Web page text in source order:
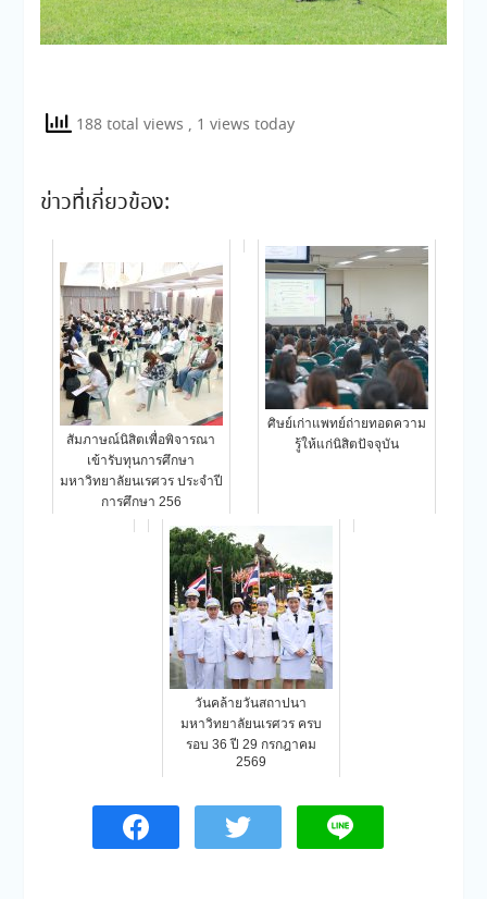
188 total views , 1 views today
ข่าวที่เกี่ยวข้อง:
สัมภาษณ์นิสิตเพื่อพิจารณา
เข้ารับทุนการศึกษา
มหาวิทยาลัยนเรศวร ประจำปี
การศึกษา 256
ศิษย์เก่าแพทย์ถ่ายทอดความ
รู้ให้แก่นิสิตปัจจุบัน
วันคล้ายวันสถาปนา
มหาวิทยาลัยนเรศวร ครบ
รอบ 36 ปี 29 กรกฎาคม
2569